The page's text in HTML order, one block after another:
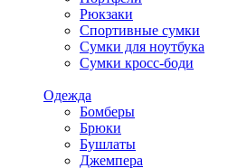
Рюкзаки
Спортивные сумки
Сумки для ноутбука
Сумки кросс-боди
Одежда
Бомберы
Брюки
Бушлаты
Джемпера